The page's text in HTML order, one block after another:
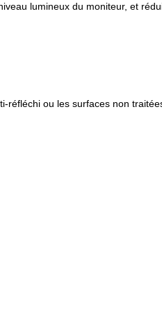
lumineux du moniteur, et
réfléchi ou les surfaces non